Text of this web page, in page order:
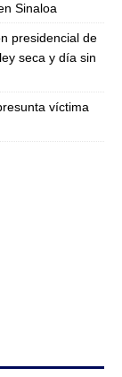
Sinaloa
presidencial de
seca y día sin
víctima